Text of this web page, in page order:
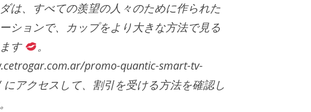
は、すべての羨望の人々のために作られた
ションで、カップをより大きな方法で見る
す
。
promo-quantic-smart-tv-
にアクセスして、割引を受ける方法を確認し